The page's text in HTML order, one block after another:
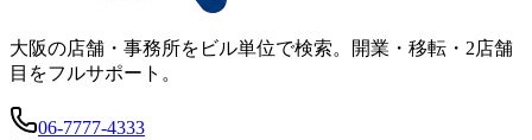
大阪の店舗・事務所をビル単位で検索。開業・移転・2店舗
目をフルサポート。
06-7777-4333